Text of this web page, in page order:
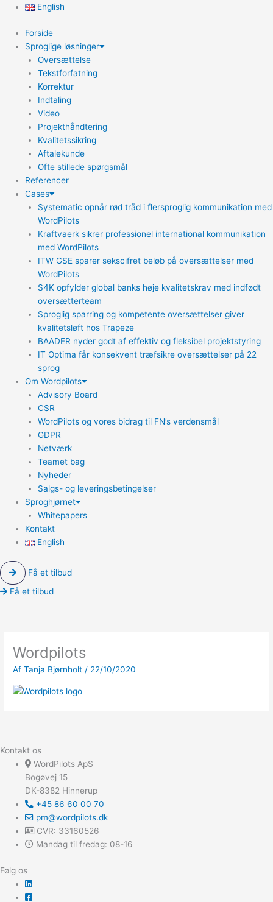
English
Forside
Sproglige løsninger
Oversættelse
Tekstforfatning
Korrektur
Indtaling
Video
Projekthåndtering
Kvalitetssikring
Aftalekunde
Ofte stillede spørgsmål
Referencer
Cases
Systematic opnår rød tråd i flersproglig kommunikation med
WordPilots
Kraftvaerk sikrer professionel international kommunikation
med WordPilots
ITW GSE sparer sekscifret beløb på oversættelser med
WordPilots
S4K opfylder global banks høje kvalitetskrav med indfødt
oversætterteam
Sproglig sparring og kompetente oversættelser giver
kvalitetsløft hos Trapeze
BAADER nyder godt af effektiv og fleksibel projektstyring
IT Optima får konsekvent træfsikre oversættelser på 22
sprog
Om Wordpilots
Advisory Board
CSR
WordPilots og vores bidrag til FN’s verdensmål
GDPR
Netværk
Teamet bag
Nyheder
Salgs- og leveringsbetingelser
Sproghjørnet
Whitepapers
Kontakt
English
Få et tilbud
Få et tilbud
Wordpilots
AfTanja Bjørnholt/ 22/10/2020
Kontakt os
WordPilots ApS
Bogøvej 15
DK-8382 Hinnerup
+45 86 60 00 70
pm@wordpilots.dk
CVR: 33160526
Mandag til fredag: 08-16
Følg os